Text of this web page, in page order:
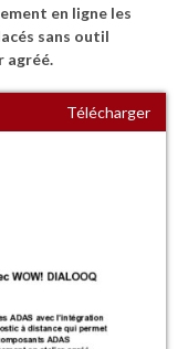
en ligne les
sans outil
agréé.
Télécharger